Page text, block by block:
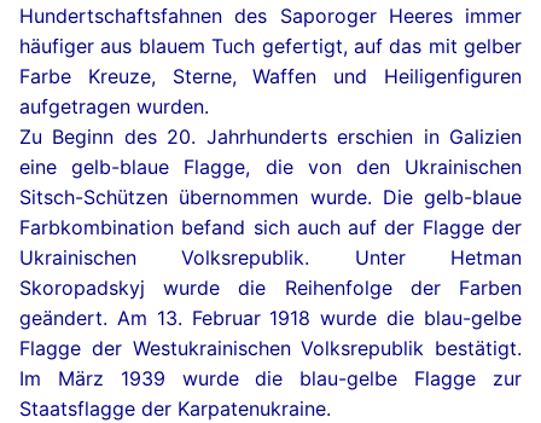
Hundertschaftsfahnen des Saporoger Heeres immer
häufiger aus blauem Tuch gefertigt, auf das mit gelber
Farbe Kreuze, Sterne, Waffen und Heiligenfiguren
aufgetragen wurden.
Zu Beginn des 20. Jahrhunderts erschien in Galizien
eine gelb-blaue Flagge, die von den Ukrainischen
Sitsch-Schützen übernommen wurde. Die gelb-blaue
Farbkombination befand sich auch auf der Flagge der
Ukrainischen Volksrepublik. Unter Hetman
Skoropadskyj wurde die Reihenfolge der Farben
geändert. Am 13. Februar 1918 wurde die blau-gelbe
Flagge der Westukrainischen Volksrepublik bestätigt.
Im März 1939 wurde die blau-gelbe Flagge zur
Staatsflagge der Karpatenukraine.